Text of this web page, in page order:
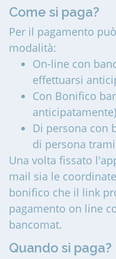
Come si paga?
Per il pagamento
modalità:
On-line con
effettuarsi
Con Bonifico
anticipatamente)
Di persona con
di persona
Una volta fissato
mail sia le
bonifico che il link
pagamento on line
bancomat.
Quando si paga?